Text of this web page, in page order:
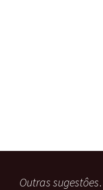
Outras